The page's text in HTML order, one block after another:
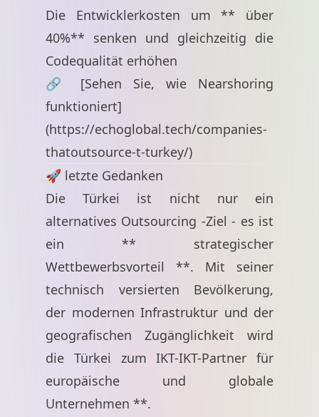
Die Entwicklerkosten um ** über
40%** senken und gleichzeitig die
Codequalität erhöhen
🔗 [Sehen Sie, wie Nearshoring
funktioniert]
(https://echoglobal.tech/companies-
thatoutsource-t-turkey/)
🚀 letzte Gedanken
Die Türkei ist nicht nur ein
alternatives Outsourcing -Ziel - es ist
ein ** strategischer
Wettbewerbsvorteil **. Mit seiner
technisch versierten Bevölkerung,
der modernen Infrastruktur und der
geografischen Zugänglichkeit wird
die Türkei zum IKT-IKT-Partner für
europäische und globale
Unternehmen **.